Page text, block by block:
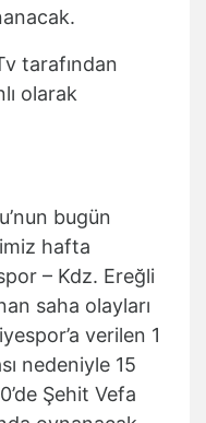
tarafından
olarak
bugün
hafta
– Kdz. Ereğli
saha olayları
verilen 1
nedeniyle 15
Şehit Vefa